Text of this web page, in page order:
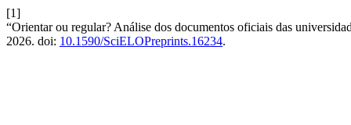
[1]
“Orientar ou regular? Análise dos documentos oficiais das
2026. doi: 10.1590/SciELOPreprints.16234.